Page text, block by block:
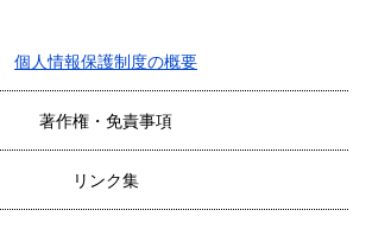
個人情報保護制度の概要
著作権・免責事項
リンク集